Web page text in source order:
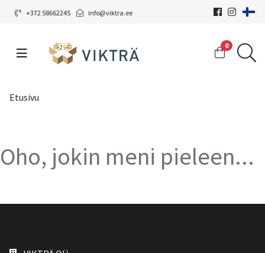
+372 58662245 info@viktra.ee
0
Etusivu
Oho, jokin meni pieleen...